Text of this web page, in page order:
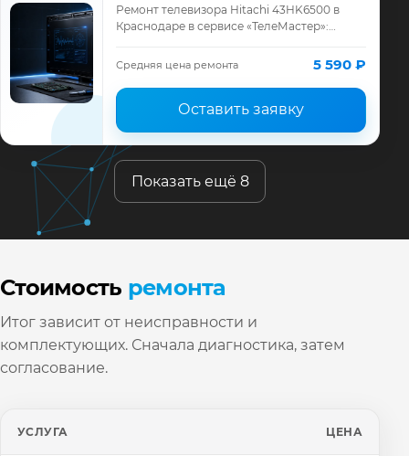
Ремонт телевизора Hitachi 43HK6500 в
Краснодаре в сервисе «ТелеМастер»:
ремонта, запчасти и гарантия до 12
Средняя цена ремонта 5 590 ₽
Оставить заявку
Показать ещё 8
Стоимость ремонта
Итог зависит от неисправности и
комплектующих. Сначала диагностика, затем
согласование.
УСЛУГА ЦЕНА